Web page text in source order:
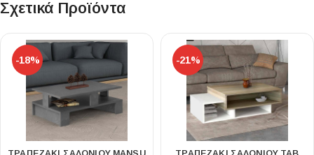
Σχετικά Προϊόντα
-18% -21%